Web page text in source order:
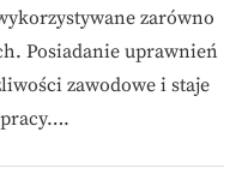
zarówno
Posiadanie uprawnień
zawodowe i staje